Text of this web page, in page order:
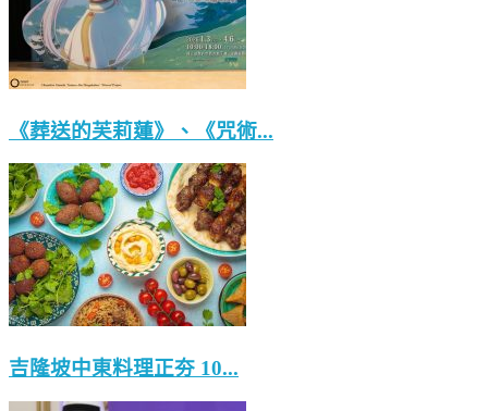
《葬送的芙莉蓮》、《咒術...
吉隆坡中東料理正夯 10...